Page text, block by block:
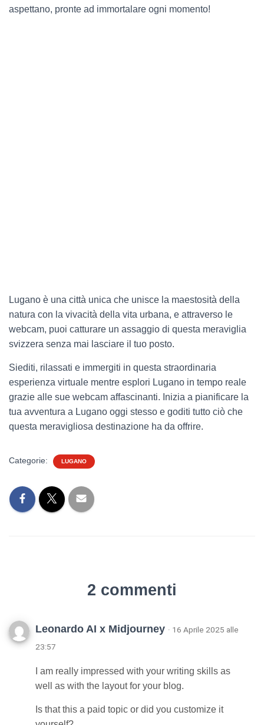
aspettano, pronte ad immortalare ogni momento!
Lugano è una città unica che unisce la maestosità della
natura con la vivacità della vita urbana, e attraverso le
webcam, puoi catturare un assaggio di questa meraviglia
svizzera senza mai lasciare il tuo posto.
Siediti, rilassati e immergiti in questa straordinaria
esperienza virtuale mentre esplori Lugano in tempo reale
grazie alle sue webcam affascinanti. Inizia a pianificare la
tua avventura a Lugano oggi stesso e goditi tutto ciò che
questa meravigliosa destinazione ha da offrire.
Categorie: LUGANO
2 commenti
Leonardo AI x Midjourney · 16 Aprile 2025 alle
23:57
I am really impressed with your writing skills as
well as with the layout for your blog.
Is that this a paid topic or did you customize it